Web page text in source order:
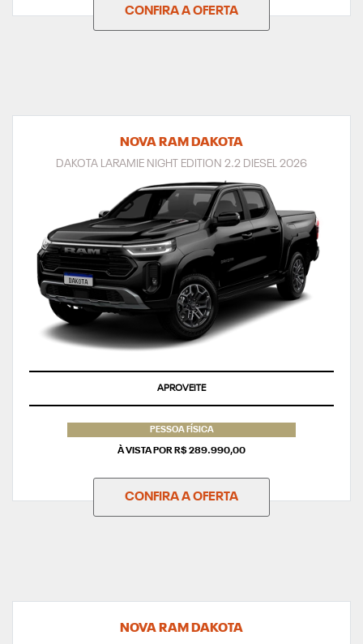
CONFIRA A OFERTA
NOVA RAM DAKOTA
DAKOTA LARAMIE NIGHT EDITION 2.2 DIESEL 2026
APROVEITE
PESSOA FÍSICA
À VISTA POR R$ 289.990,00
CONFIRA A OFERTA
NOVA RAM DAKOTA